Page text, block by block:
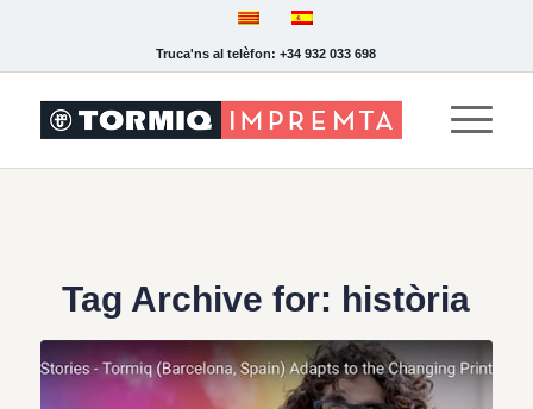
Truca'ns al telèfon: +34 932 033 698
Tag Archive for: història